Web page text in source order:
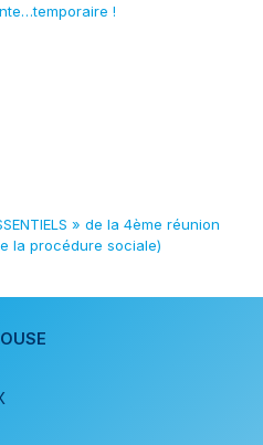
!
» de la 4ème réunion
la procédure sociale)